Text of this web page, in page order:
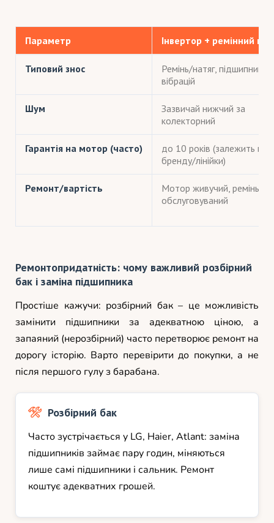
Параметр Інвертор + ремінний
Типовий знос
Ремінь/натяг, підшипники
вібрацій
Шум
Зазвичай нижчий за
колекторний
Гарантія на мотор (часто)
до 10 років (залежить від
бренду/лінійки)
Ремонт/вартість
Мотор живучий, ремінь
обслуговуваний
Ремонтопридатність: чому важливий розбірний
бак і заміна підшипника
Простіше кажучи: розбірний бак – це можливість
замінити підшипники за адекватною ціною, а
запаяний (нерозбірний) часто перетворює ремонт на
дорогу історію. Варто перевірити до покупки, а не
після першого гулу з барабана.
Розбірний бак
Часто зустрічається у LG, Haier, Atlant: заміна
підшипників займає пару годин, міняються
лише самі підшипники і сальник. Ремонт
коштує адекватних грошей.